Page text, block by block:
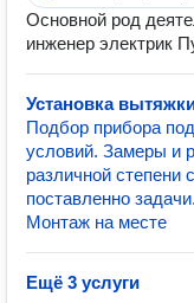
Основной род
инженер электрик
Установка
Подбор прибора
условий. Замеры и
различной степени
поставленно
Монтаж на месте
Ещё 3 услуги